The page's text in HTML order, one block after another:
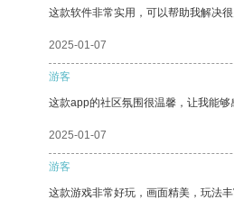
这款软件非常实用，可以帮助我解决
2025-01-07
游客
这款app的社区氛围很温馨，让我能够
2025-01-07
游客
这款游戏非常好玩，画面精美，玩法